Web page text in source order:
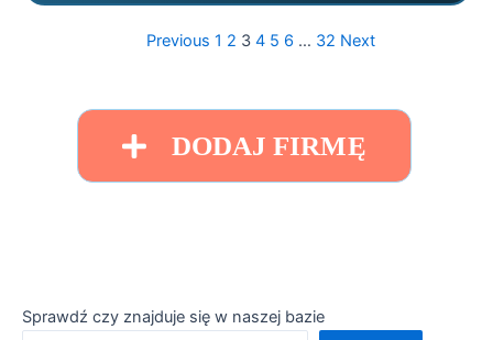
Previous 1 2 3 4 5 6 … 32 Next
DODAJ FIRMĘ
Sprawdź czy znajduje się w naszej bazie